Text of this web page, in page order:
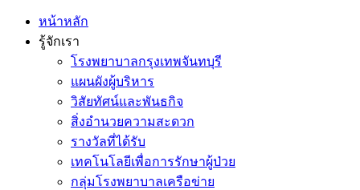
หน้าหลัก
รู้จักเรา
โรงพยาบาลกรุงเทพจันทบุรี
แผนผังผู้บริหาร
วิสัยทัศน์และพันธกิจ
สิ่งอำนวยความสะดวก
รางวัลที่ได้รับ
เทคโนโลยีเพื่อการรักษาผู้ป่วย
กลุ่มโรงพยาบาลเครือข่าย